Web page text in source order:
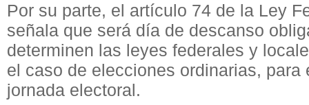
Por su parte, el artículo 74 de la Ley
señala que será día de descanso
determinen las leyes federales y
el caso de elecciones ordinarias, para
jornada electoral.